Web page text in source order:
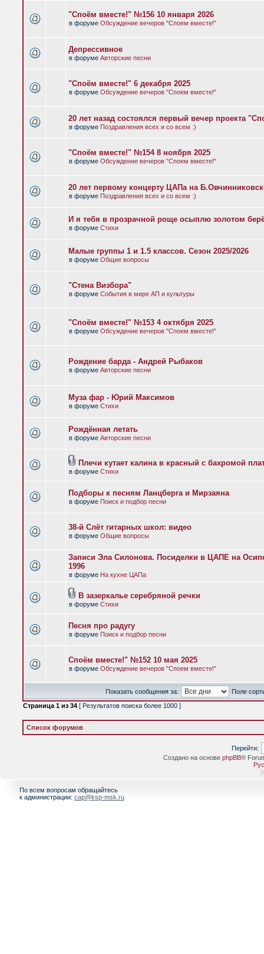
"Споём вместе!" №156 10 января 2026
в форуме Обсуждение вечеров "Споем вместе!"
Депрессивное
в форуме Авторские песни
"Споём вместе!" 6 декабря 2025
в форуме Обсуждение вечеров "Споем вместе!"
20 лет назад состоялся первый вечер проекта
в форуме Поздравления всех и со всем :)
"Споём вместе!" №154 8 ноября 2025
в форуме Обсуждение вечеров "Споем вместе!"
20 лет первому концерту ЦАПа на
в форуме Поздравления всех и со всем :)
И я тебя в прозрачной роще осыплю золотом
в форуме Стихи
Малые группы 1 и 1.5 классов. Сезон 2025/2026
в форуме Общие вопросы
"Стена Визбора"
в форуме События в мире АП и культуры
"Споём вместе!" №153 4 октября 2025
в форуме Обсуждение вечеров "Споем вместе!"
Рождение барда - Андрей Рыбаков
в форуме Авторские песни
Муза фар - Юрий Максимов
в форуме Стихи
Рождённая летать
в форуме Авторские песни
Плечи кутает калина в красный с бахромой
в форуме Стихи
Подборы к песням Ланцберга и Мирзаяна
в форуме Поиск и подбор песни
38-й Слёт гитарных школ: видео
в форуме Общие вопросы
Записи Эла Силонова. Посиделки в ЦАПЕ на
1996
в форуме На кухне ЦАПа
В зазеркалье серебряной речки
в форуме Стихи
Песня про радугу
в форуме Поиск и подбор песни
Споём вместе!" №152 10 мая 2025
в форуме Обсуждение вечеров "Споем вместе!"
Показать сообщения за:
Поле
Страница 1 из 34 [ Результатов поиска более 1000 ]
Список форумов
Перейти:
Создано на основе phpBB®
[
По всем вопросам обращайтесь
к администрации: cap@ksp-msk.ru